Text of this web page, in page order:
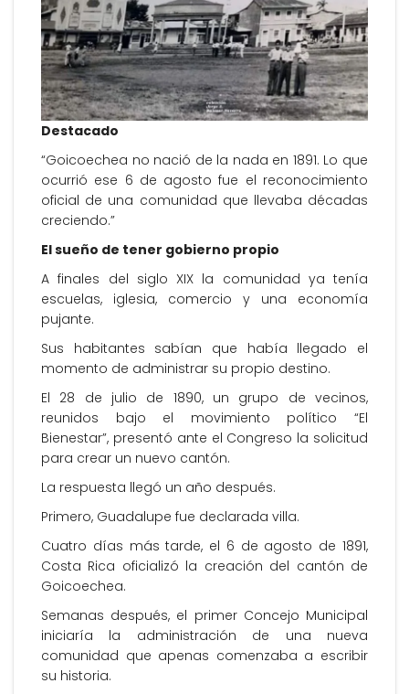
Destacado
“Goicoechea no nació de la nada en 1891. Lo que
ocurrió ese 6 de agosto fue el reconocimiento
oficial de una comunidad que llevaba décadas
creciendo.”
El sueño de tener gobierno propio
A finales del siglo XIX la comunidad ya tenía
escuelas, iglesia, comercio y una economía
pujante.
Sus habitantes sabían que había llegado el
momento de administrar su propio destino.
El 28 de julio de 1890, un grupo de vecinos,
reunidos bajo el movimiento político “El
Bienestar”, presentó ante el Congreso la solicitud
para crear un nuevo cantón.
La respuesta llegó un año después.
Primero, Guadalupe fue declarada villa.
Cuatro días más tarde, el 6 de agosto de 1891,
Costa Rica oficializó la creación del cantón de
Goicoechea.
Semanas después, el primer Concejo Municipal
iniciaría la administración de una nueva
comunidad que apenas comenzaba a escribir
su historia.